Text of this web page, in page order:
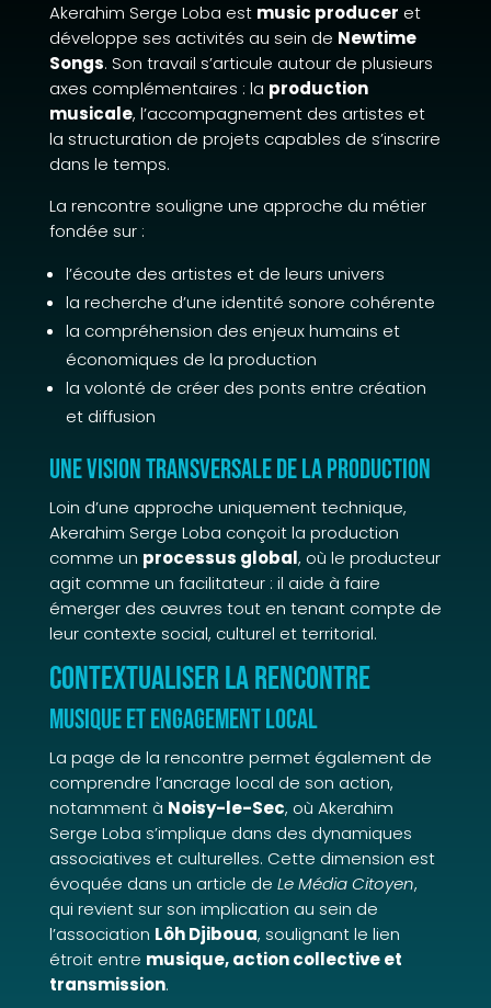
Akerahim Serge Loba est music producer et
développe ses activités au sein de Newtime
Songs. Son travail s’articule autour de plusieurs
axes complémentaires : la production
musicale, l’accompagnement des artistes et
la structuration de projets capables de s’inscrire
dans le temps.
La rencontre souligne une approche du métier
fondée sur :
l’écoute des artistes et de leurs univers
la recherche d’une identité sonore cohérente
la compréhension des enjeux humains et
économiques de la production
la volonté de créer des ponts entre création
et diffusion
Une vision transversale de la production
Loin d’une approche uniquement technique,
Akerahim Serge Loba conçoit la production
comme un processus global, où le producteur
agit comme un facilitateur : il aide à faire
émerger des œuvres tout en tenant compte de
leur contexte social, culturel et territorial.
Contextualiser la rencontre
Musique et engagement local
La page de la rencontre permet également de
comprendre l’ancrage local de son action,
notamment à Noisy-le-Sec, où Akerahim
Serge Loba s’implique dans des dynamiques
associatives et culturelles. Cette dimension est
évoquée dans un article de Le Média Citoyen,
qui revient sur son implication au sein de
l’association Lôh Djiboua, soulignant le lien
étroit entre musique, action collective et
transmission.